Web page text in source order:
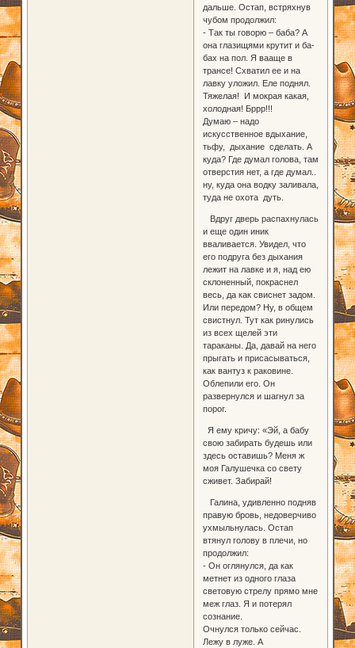
дальше. Остап, встряхнув
чубом продолжил:
- Так ты говорю – баба? А
она глазищями крутит и ба-
бах на пол. Я вааще в
трансе! Схватил ее и на
лавку уложил. Еле поднял.
Тяжелая! И мокрая какая,
холодная! Бррр!!!
Думаю – надо
искусственное вдыхание,
тьфу, дыхание сделать. А
куда? Где думал голова, там
отверстия нет, а где думал..
ну, куда она водку заливала,
туда не охота дуть.
Вдруг дверь распахнулась
и еще один иник
вваливается. Увидел, что
его подруга без дыхания
лежит на лавке и я, над ею
склоненный, покраснел
весь, да как свиснет задом.
Или передом? Ну, в общем
свистнул. Тут как ринулись
из всех щелей эти
тараканы. Да, давай на него
прыгать и присасываться,
как вантуз к раковине.
Облепили его. Он
развернулся и шагнул за
порог.
Я ему кричу: «Эй, а бабу
свою забирать будешь или
здесь оставишь? Меня ж
моя Галушечка со свету
сживет. Забирай!
Галина, удивленно подняв
правую бровь, недоверчиво
ухмыльнулась. Остап
втянул голову в плечи, но
продолжил:
- Он оглянулся, да как
метнет из одного глаза
световую стрелу прямо мне
меж глаз. Я и потерял
сознание.
Очнулся только сейчас.
Лежу в луже. А